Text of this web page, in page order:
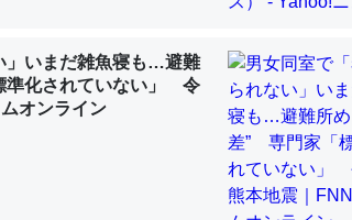
。でたまに覗いてる。ぼちぼちRingも置こうか
情報を共有してる。電池残量や充電中かが分か
父67歳と僕。ITツール導入でコミュニケーションが劇的
」いまだ雑魚寝も…避難
準化されていない」 令
オンライン